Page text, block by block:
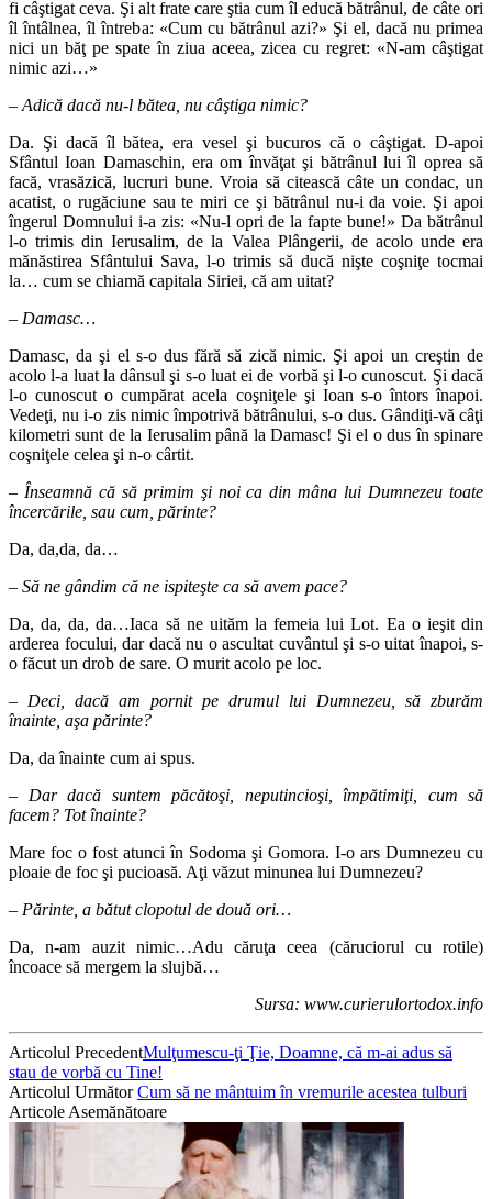
fi câştigat ceva. Şi alt frate care ştia cum îl educă bătrânul, de câte ori
îl întâlnea, îl întreba: «Cum cu bătrânul azi?» Şi el, dacă nu primea
nici un băţ pe spate în ziua aceea, zicea cu regret: «N-am câştigat
nimic azi…»
– Adică dacă nu-l bătea, nu câştiga nimic?
Da. Şi dacă îl bătea, era vesel şi bucuros că o câştigat. D-apoi
Sfântul Ioan Damaschin, era om învăţat şi bătrânul lui îl oprea să
facă, vrasăzică, lucruri bune. Vroia să citească câte un condac, un
acatist, o rugăciune sau te miri ce şi bătrânul nu-i da voie. Şi apoi
îngerul Domnului i-a zis: «Nu-l opri de la fapte bune!» Da bătrânul
l-o trimis din Ierusalim, de la Valea Plângerii, de acolo unde era
mănăstirea Sfântului Sava, l-o trimis să ducă nişte coşniţe tocmai
la… cum se chiamă capitala Siriei, că am uitat?
– Damasc…
Damasc, da şi el s-o dus fără să zică nimic. Şi apoi un creştin de
acolo l-a luat la dânsul şi s-o luat ei de vorbă şi l-o cunoscut. Şi dacă
l-o cunoscut o cumpărat acela coşniţele şi Ioan s-o întors înapoi.
Vedeţi, nu i-o zis nimic împotrivă bătrânului, s-o dus. Gândiţi-vă câţi
kilometri sunt de la Ierusalim până la Damasc! Şi el o dus în spinare
coşniţele celea şi n-o cârtit.
– Înseamnă că să primim şi noi ca din mâna lui Dumnezeu toate
încercările, sau cum, părinte?
Da, da,da, da…
– Să ne gândim că ne ispiteşte ca să avem pace?
Da, da, da, da…Iaca să ne uităm la femeia lui Lot. Ea o ieşit din
arderea focului, dar dacă nu o ascultat cuvântul şi s-o uitat înapoi, s-
o făcut un drob de sare. O murit acolo pe loc.
– Deci, dacă am pornit pe drumul lui Dumnezeu, să zburăm
înainte, aşa părinte?
Da, da înainte cum ai spus.
– Dar dacă suntem păcătoşi, neputincioşi, împătimiţi, cum să
facem? Tot înainte?
Mare foc o fost atunci în Sodoma şi Gomora. I-o ars Dumnezeu cu
ploaie de foc şi pucioasă. Aţi văzut minunea lui Dumnezeu?
– Părinte, a bătut clopotul de două ori…
Da, n-am auzit nimic…Adu căruţa ceea (căruciorul cu rotile)
încoace să mergem la slujbă…
Sursa: www.curierulortodox.info
Articolul PrecedentMulţumescu-ţi Ţie, Doamne, că m-ai adus să
stau de vorbă cu Tine!
Articolul UrmătorCum să ne mântuim în vremurile acestea tulburi
Articole Asemănătoare